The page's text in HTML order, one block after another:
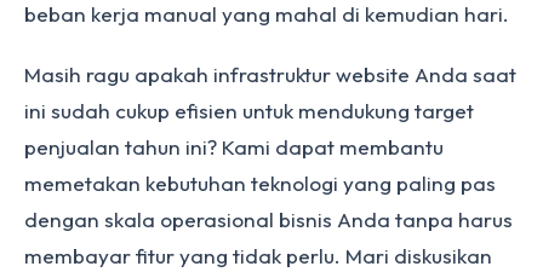
beban kerja manual yang mahal di kemudian hari.
Masih ragu apakah infrastruktur website Anda saat
ini sudah cukup efisien untuk mendukung target
penjualan tahun ini? Kami dapat membantu
memetakan kebutuhan teknologi yang paling pas
dengan skala operasional bisnis Anda tanpa harus
membayar fitur yang tidak perlu. Mari diskusikan